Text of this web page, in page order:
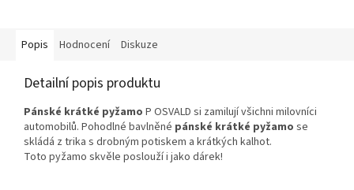
Popis Hodnocení Diskuze
Detailní popis produktu
Pánské krátké pyžamo P OSVALD si zamilují všichni milovníci
automobilů. Pohodlné bavlněné pánské krátké pyžamo se
skládá z trika s drobným potiskem a krátkých kalhot.
Toto pyžamo skvěle poslouží i jako dárek!